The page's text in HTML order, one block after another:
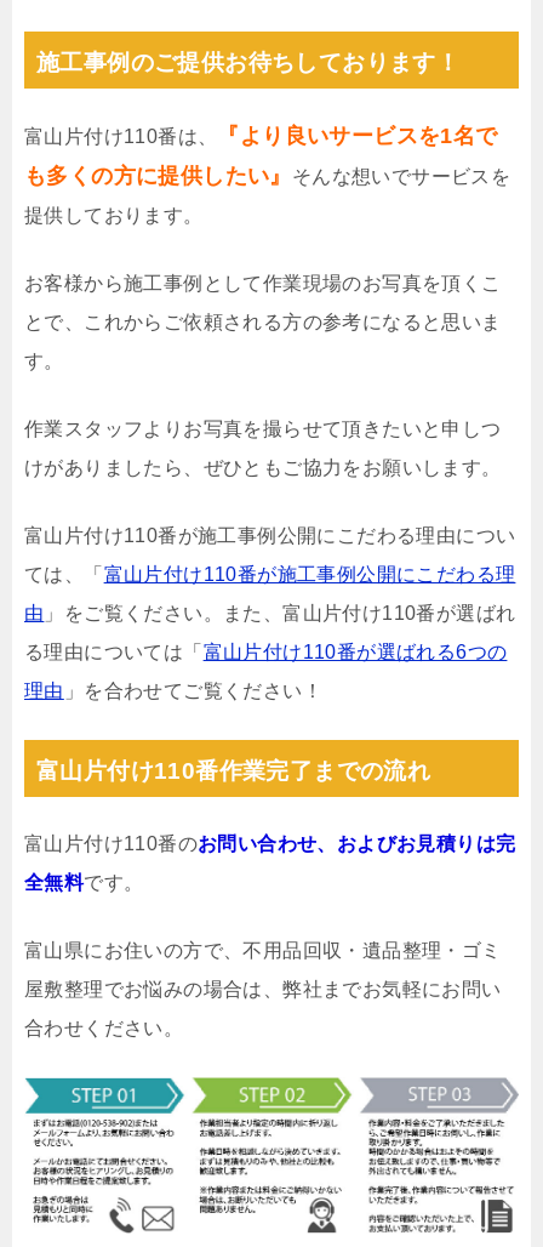
施工事例のご提供お待ちしております！
富山片付け110番は、
『より良いサービスを1名で
も多くの方に提供したい』
そんな想いでサービスを
提供しております。
お客様から施工事例として作業現場のお写真を頂くこ
とで、これからご依頼される方の参考になると思いま
す。
作業スタッフよりお写真を撮らせて頂きたいと申しつ
けがありましたら、ぜひともご協力をお願いします。
富山片付け110番が施工事例公開にこだわる理由につい
ては、「 富山片付け110番が施工事例公開にこだわる理
由 」をご覧ください。また、富山片付け110番が選ばれ
る理由については「 富山片付け110番が選ばれる6つの
理由 」を合わせてご覧ください！
富山片付け110番作業完了までの流れ
富山片付け110番のお問い合わせ、およびお見積りは完
全無料です。
富山県にお住いの方で、不用品回収・遺品整理・ゴミ
屋敷整理でお悩みの場合は、弊社までお気軽にお問い
合わせください。